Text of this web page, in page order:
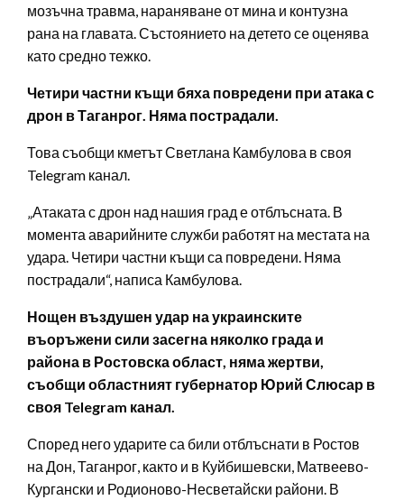
мозъчна травма, нараняване от мина и контузна
рана на главата. Състоянието на детето се оценява
като средно тежко.
Четири частни къщи бяха повредени при атака с
дрон в Таганрог. Няма пострадали.
Това съобщи кметът Светлана Камбулова в своя
Telegram канал.
„Атаката с дрон над нашия град е отблъсната. В
момента аварийните служби работят на местата на
удара. Четири частни къщи са повредени. Няма
пострадали“, написа Камбулова.
Нощен въздушен удар на украинските
въоръжени сили засегна няколко града и
района в Ростовска област, няма жертви,
съобщи областният губернатор Юрий Слюсар в
своя Telegram канал.
Според него ударите са били отблъснати в Ростов
на Дон, Таганрог, както и в Куйбишевски, Матвеево-
Кургански и Родионово-Несветайски райони. В